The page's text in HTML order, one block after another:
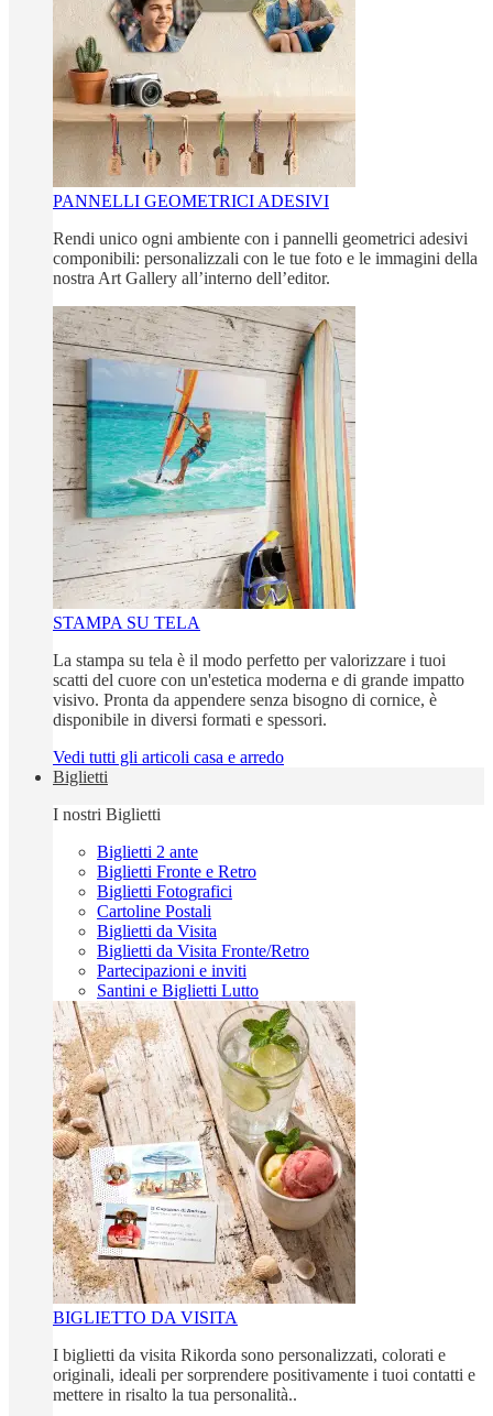
PANNELLI GEOMETRICI ADESIVI
Rendi unico ogni ambiente con i pannelli geometrici adesivi
componibili: personalizzali con le tue foto e le immagini della
nostra Art Gallery all’interno dell’editor.
STAMPA SU TELA
La stampa su tela è il modo perfetto per valorizzare i tuoi
scatti del cuore con un'estetica moderna e di grande impatto
visivo. Pronta da appendere senza bisogno di cornice, è
disponibile in diversi formati e spessori.
Vedi tutti gli articoli casa e arredo
Biglietti
I nostri Biglietti
Biglietti 2 ante
Biglietti Fronte e Retro
Biglietti Fotografici
Cartoline Postali
Biglietti da Visita
Biglietti da Visita Fronte/Retro
Partecipazioni e inviti
Santini e Biglietti Lutto
BIGLIETTO DA VISITA
I biglietti da visita Rikorda sono personalizzati, colorati e
originali, ideali per sorprendere positivamente i tuoi contatti e
mettere in risalto la tua personalità..